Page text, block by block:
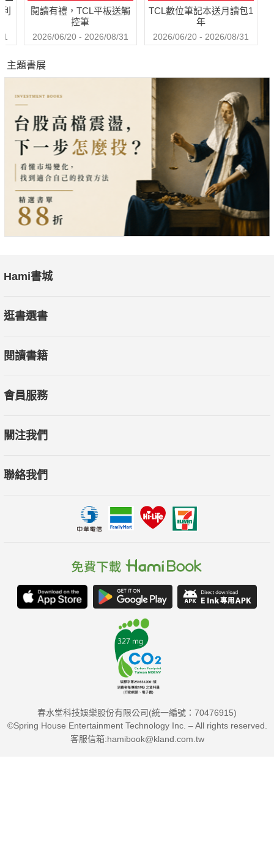
USA我來啦！
那些年，他們在美國的日子
美國免簽，旅遊大補帖
█好玩所在 Destination
沙巴蒸汽火車異時空之旅
穿梭北婆羅洲116 年
█看板人物 People
羅申芳 幸蝴人生，50才開始！
我要一直拍到跑不動那天為止，
只有藝術才能長久
南投秋冬 雙享泡
█寵物旅行 Pet Travel
編輯部特意安排的景點，歡迎旅客攜狗同行。
█租車趣玩 EV-carplus
旅遊路線，私房秘境等你探險去！
█好攝之圖 Nice Sot
用簡單相機，拍不簡單料理
閱讀有禮，TCL平板送觸
控筆
2026/06/20 - 2026/08/31
TCL數位筆記本送月讀包1
年
2026/06/20 - 2026/08/31
主題書展
Hami書城
逛書選書
閱讀書籍
會員服務
關注我們
聯絡我們
春水堂科技娛樂股份有限公司(統一編號：70476915)
©Spring House Entertainment Technology Inc. – All rights reserved.
客服信箱:hamibook@kland.com.tw